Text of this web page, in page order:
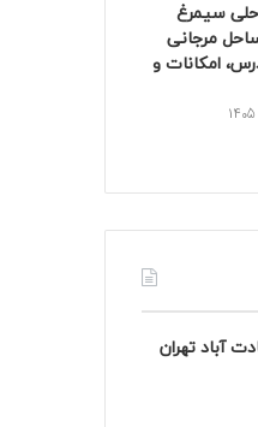
سیمرغ
مرجانی
امکانات و
آباد تهران